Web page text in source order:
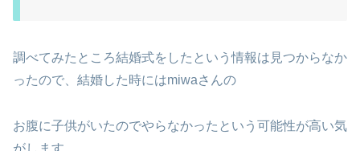
調べてみたところ結婚式をしたという情報は見つからなか
ったので、結婚した時にはmiwaさんの
お腹に子供がいたのでやらなかったという可能性が高い気